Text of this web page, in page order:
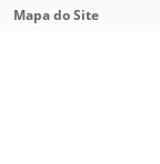
Mapa do Site